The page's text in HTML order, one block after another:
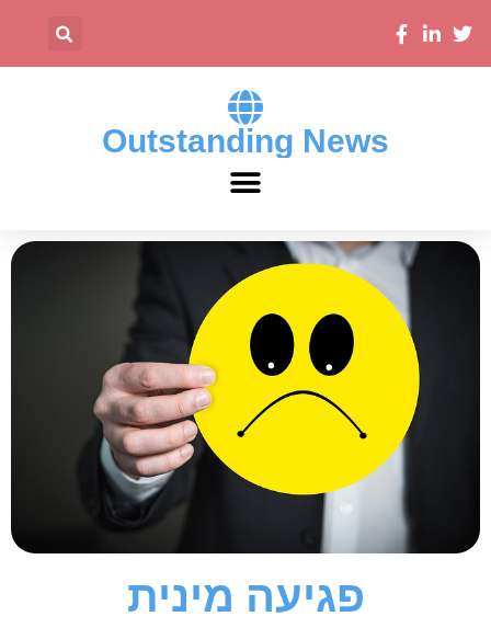
Outstanding News
פגיעה מינית